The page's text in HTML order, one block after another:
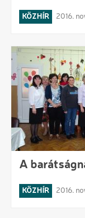
KÖZHÍR 2016.
A
KÖZHÍR 2016.